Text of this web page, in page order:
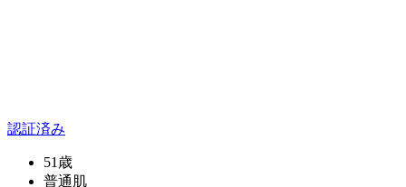
認証済み
51歳
普通肌